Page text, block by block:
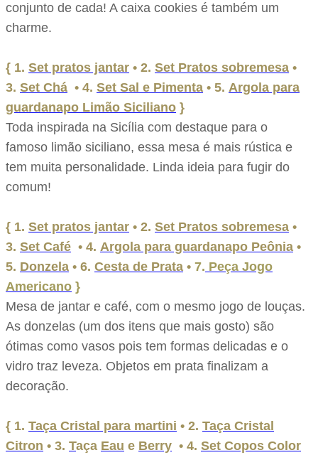
conjunto de cada! A caixa cookies é também um
charme.
{ 1. Set pratos jantar • 2. Set Pratos sobremesa •
3. Set Chá • 4. Set Sal e Pimenta • 5. Argola para
guardanapo Limão Siciliano }
Toda inspirada na Sicília com destaque para o
famoso limão siciliano, essa mesa é mais rústica e
tem muita personalidade. Linda ideia para fugir do
comum!
{ 1. Set pratos jantar • 2. Set Pratos sobremesa •
3. Set Café • 4. Argola para guardanapo Peônia •
5. Donzela • 6. Cesta de Prata • 7. Peça Jogo
Americano }
Mesa de jantar e café, com o mesmo jogo de louças.
As donzelas (um dos itens que mais gosto) são
ótimas como vasos pois tem formas delicadas e o
vidro traz leveza. Objetos em prata finalizam a
decoração.
{ 1. Taça Cristal para martini • 2. Taça Cristal
Citron • 3. Taça Eau e Berry • 4. Set Copos Color